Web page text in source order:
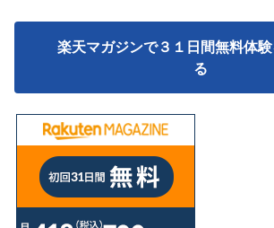
楽天マガジンで３１日間無料体
る